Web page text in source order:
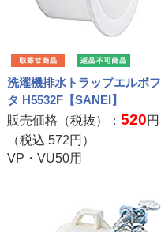
洗濯機排水トラップエルボフ
タ H5532F【SANEI】
販売価格（税抜）： 520円
（税込 572円）
VP・VU50用